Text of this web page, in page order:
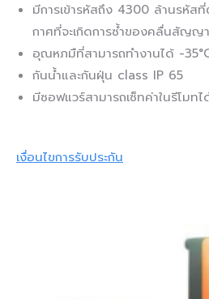
มีการเข้ารหัสถึง 4300 ล้านรหัส
กาศที่จะเกิดการซ้ำของคลื่นสัญ
อุณหภมืที่สามารถทำงานได้ -
กันน้ำและกันฝุ่น class IP 65
มีซอฟแวร์สามารถเซ็ทค่าในรีโมท
เงื่อนไขการรับประกัน